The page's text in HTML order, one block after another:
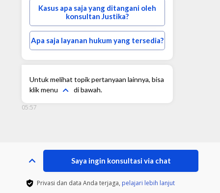
Kasus apa saja yang ditangani oleh
konsultan Justika?
Apa saja layanan hukum yang tersedia?
Untuk melihat topik pertanyaan lainnya, bisa
klik menu
di bawah.
05:57
Saya ingin konsultasi via chat
Privasi dan data Anda terjaga, pelajari lebih lanjut